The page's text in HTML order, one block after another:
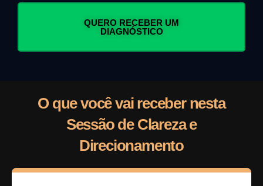
QUERO RECEBER UM
DIAGNÓSTICO
O que você vai receber nesta
Sessão de Clareza e
Direcionamento